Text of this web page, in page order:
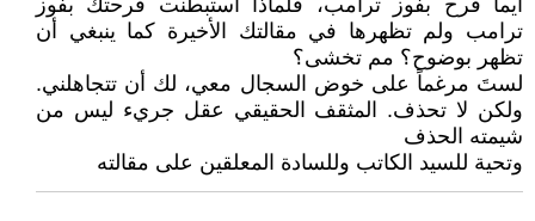
أيما فرح بفوز ترامب، فلماذا استبطنت فرحتك بفوز
ترامب ولم تظهرها في مقالتك الأخيرة كما ينبغي أن
تظهر بوضوح؟ مم تخشى؟
لستَ مرغماً على خوض السجال معي، لك أن تتجاهلني.
ولكن لا تحذف. المثقف الحقيقي عقل جريء ليس من
شيمته الحذف
وتحية للسيد الكاتب وللسادة المعلقين على مقالته